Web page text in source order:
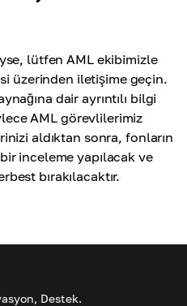
lütfen AML ekibimizle
üzerinden iletişime geçin.
dair ayrıntılı bilgi
AML görevlilerimiz
aldıktan sonra, fonların
inceleme yapılacak ve
bırakılacaktır.
Destek.